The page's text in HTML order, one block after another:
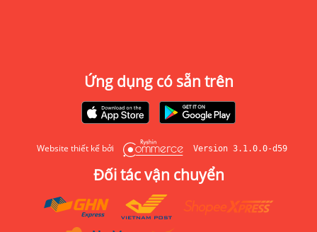
Ứng dụng có sẵn trên
Website thiết kế bởi Version 3.1.0.0-d59
Đối tác vận chuyển